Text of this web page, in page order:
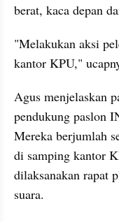
berat, kaca depan
"Melakukan aksi
kantor KPU,"
Agus menjelaskan
pendukung paslon
Mereka berjumlah
di samping kantor
dilaksanakan rapat
suara.